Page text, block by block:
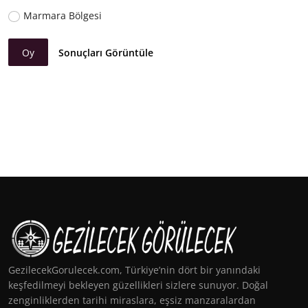
Marmara Bölgesi
Oy Sonuçları Görüntüle
GezilecekGorulecek.com, Türkiye’nin dört bir yanındaki
keşfedilmeyi bekleyen güzellikleri sizlere sunuyor. Doğal
zenginliklerden tarihi miraslara, eşsiz manzaralardan